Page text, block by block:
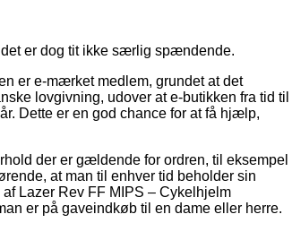
er dog tit ikke særlig spændende.
er e-mærket medlem, grundet at det
lovgivning, udover at e-butikken fra tid til
Dette er en god chance for at få hjælp,
der er gældende for ordren, til eksempel
at man til enhver tid beholder sin
Lazer Rev FF MIPS – Cykelhjelm
er på gaveindkøb til en dame eller herre.